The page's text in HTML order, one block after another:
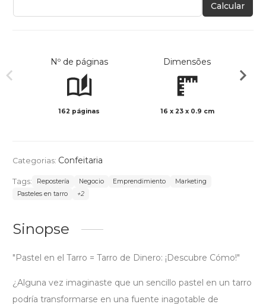
Calcular
Nº de páginas
162 páginas
Dimensões
16 x 23 x 0.9 cm
Categorias: Confeitaria
Tags: Repostería Negocio Emprendimiento
Marketing
Pasteles en tarro
+2
Sinopse
"Pastel en el Tarro = Tarro de Dinero: ¡Descubre Cómo!"
¿Alguna vez imaginaste que un sencillo pastel en un tarro
podría transformarse en una fuente inagotable de